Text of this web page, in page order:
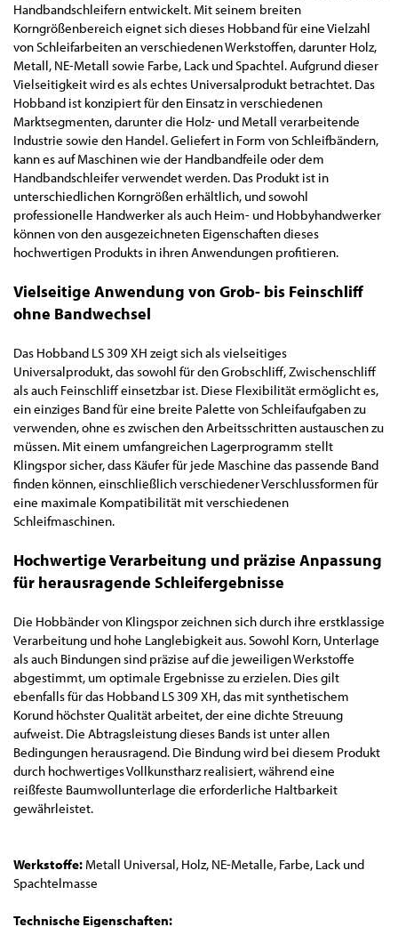
Handbandschleifern entwickelt. Mit seinem breiten
Korngrößenbereich eignet sich dieses Hobband für eine Vielzahl
von Schleifarbeiten an verschiedenen Werkstoffen, darunter Holz,
Metall, NE-Metall sowie Farbe, Lack und Spachtel. Aufgrund dieser
Vielseitigkeit wird es als echtes Universalprodukt betrachtet. Das
Hobband ist konzipiert für den Einsatz in verschiedenen
Marktsegmenten, darunter die Holz- und Metall verarbeitende
Industrie sowie den Handel. Geliefert in Form von Schleifbändern,
kann es auf Maschinen wie der Handbandfeile oder dem
Handbandschleifer verwendet werden. Das Produkt ist in
unterschiedlichen Korngrößen erhältlich, und sowohl
professionelle Handwerker als auch Heim- und Hobbyhandwerker
können von den ausgezeichneten Eigenschaften dieses
hochwertigen Produkts in ihren Anwendungen profitieren.
Vielseitige Anwendung von Grob- bis Feinschliff
ohne Bandwechsel
Das Hobband LS 309 XH zeigt sich als vielseitiges
Universalprodukt, das sowohl für den Grobschliff, Zwischenschliff
als auch Feinschliff einsetzbar ist. Diese Flexibilität ermöglicht es,
ein einziges Band für eine breite Palette von Schleifaufgaben zu
verwenden, ohne es zwischen den Arbeitsschritten austauschen zu
müssen. Mit einem umfangreichen Lagerprogramm stellt
Klingspor sicher, dass Käufer für jede Maschine das passende Band
finden können, einschließlich verschiedener Verschlussformen für
eine maximale Kompatibilität mit verschiedenen
Schleifmaschinen.
Hochwertige Verarbeitung und präzise Anpassung
für herausragende Schleifergebnisse
Die Hobbänder von Klingspor zeichnen sich durch ihre erstklassige
Verarbeitung und hohe Langlebigkeit aus. Sowohl Korn, Unterlage
als auch Bindungen sind präzise auf die jeweiligen Werkstoffe
abgestimmt, um optimale Ergebnisse zu erzielen. Dies gilt
ebenfalls für das Hobband LS 309 XH, das mit synthetischem
Korund höchster Qualität arbeitet, der eine dichte Streuung
aufweist. Die Abtragsleistung dieses Bands ist unter allen
Bedingungen herausragend. Die Bindung wird bei diesem Produkt
durch hochwertiges Vollkunstharz realisiert, während eine
reißfeste Baumwollunterlage die erforderliche Haltbarkeit
gewährleistet.
Werkstoffe: Metall Universal, Holz, NE-Metalle, Farbe, Lack und
Spachtelmasse
Technische Eigenschaften: